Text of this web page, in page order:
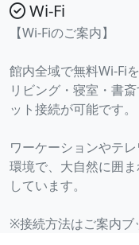
Wi-Fi
【Wi-Fiのご案内】
館内全域で無料Wi-Fi
リビング・寝室・書
ット接続が可能です。
ワーケーションやテ
環境で、大自然に囲
しています。
※接続方法はご案内ブ